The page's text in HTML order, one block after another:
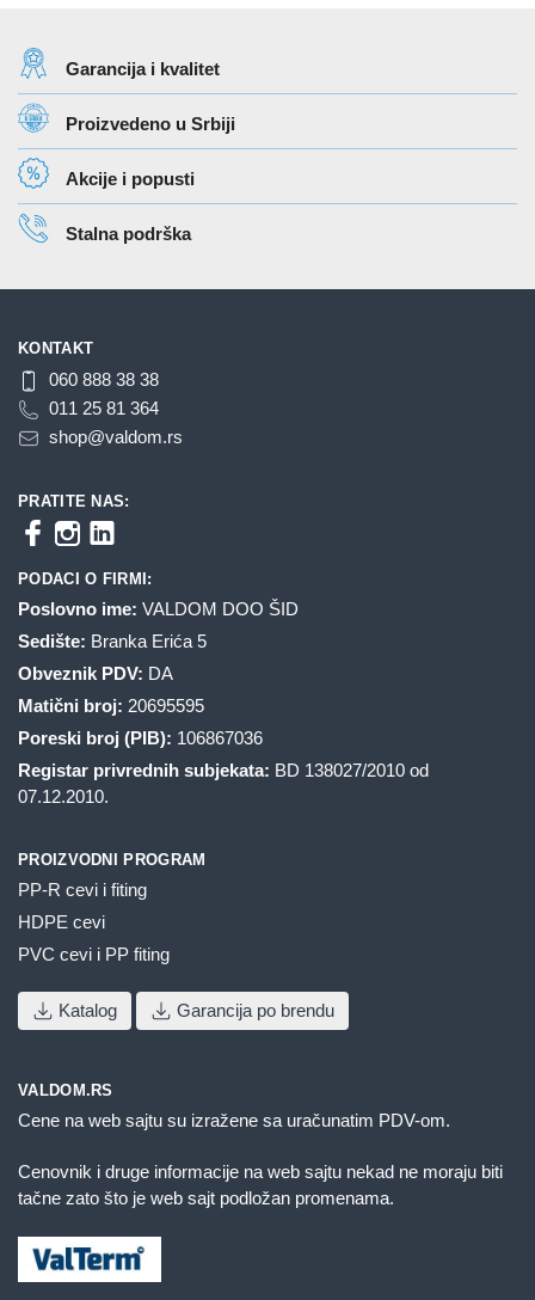
varijanti.
Opcije
mogu
biti
izabrane
na
stranici
proizvoda.
Garancija i kvalitet
Proizvedeno u Srbiji
Akcije i popusti
Stalna podrška
KONTAKT
060 888 38 38
011 25 81 364
shop@valdom.rs
PRATITE NAS:
PODACI O FIRMI:
Poslovno ime: VALDOM DOO ŠID
Sedište: Branka Erića 5
Obveznik PDV: DA
Matični broj: 20695595
Poreski broj (PIB): 106867036
Registar privrednih subjekata: BD 138027/2010 od
07.12.2010.
PROIZVODNI PROGRAM
PP-R cevi i fiting
HDPE cevi
PVC cevi i PP fiting
Katalog Garancija po brendu
VALDOM.RS
Cene na web sajtu su izražene sa uračunatim PDV-om.
Cenovnik i druge informacije na web sajtu nekad ne moraju biti
tačne zato što je web sajt podložan promenama.